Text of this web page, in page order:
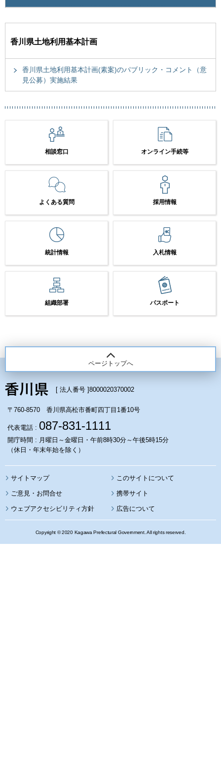
香川県土地利用基本計画
香川県土地利用基本計画(素案)のパブリック・コメント（意
見公募）実施結果
相談窓口 オンライン手続等
よくある質問 採用情報
統計情報 入札情報
組織部署 パスポート
ページトップへ
[ 法人番号 ]8000020370002
〒760-8570 香川県高松市番町四丁目1番10号
代表電話 : 087-831-1111
開庁時間 : 月曜日～金曜日・午前8時30分～午後5時15分
（休日・年末年始を除く）
サイトマップ このサイトについて
携帯サイト
ウェブアクセシビリティ方針 広告について
Copyright © 2020 Kagawa Prefectural Government. All rights reserved.